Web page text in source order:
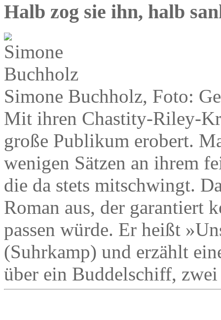
Halb zog sie ihn, halb
Simone Buchholz, Foto:
Mit ihren Chastity-Riley-
große Publikum erobert.
wenigen Sätzen an ihrem
die da stets mitschwingt.
Roman aus, der
passen würde. Er heißt
(Suhrkamp) und erzählt
über ein Buddelschiff,